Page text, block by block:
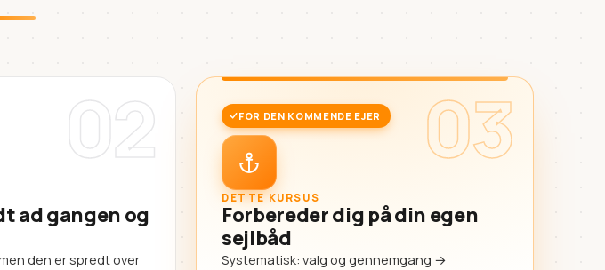
02
ad gangen og
den er spredt over
03
FOR DEN KOMMENDE EJER
DETTE KURSUS
Forbereder dig på din egen
sejlbåd
Systematisk: valg og gennemgang →